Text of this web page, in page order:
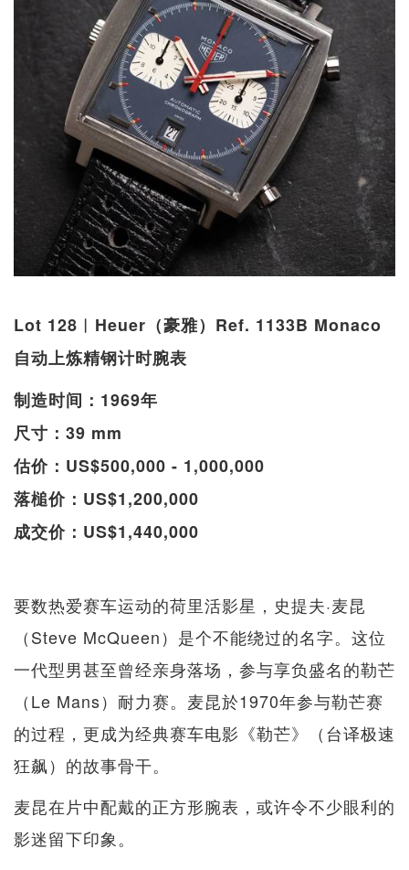
Lot 128︱Heuer（豪雅）Ref. 1133B Monaco
自动上炼精钢计时腕表
制造时间：1969年
尺寸：39 mm
估价：US$500,000 - 1,000,000
落槌价：US$1,200,000
成交价：US$1,440,000
要数热爱赛车运动的荷里活影星，史提夫·麦昆
（Steve McQueen）是个不能绕过的名字。这位
一代型男甚至曾经亲身落场，参与享负盛名的勒芒
（Le Mans）耐力赛。麦昆於1970年参与勒芒赛
的过程，更成为经典赛车电影《勒芒》（台译极速
狂飙）的故事骨干。
麦昆在片中配戴的正方形腕表，或许令不少眼利的
影迷留下印象。